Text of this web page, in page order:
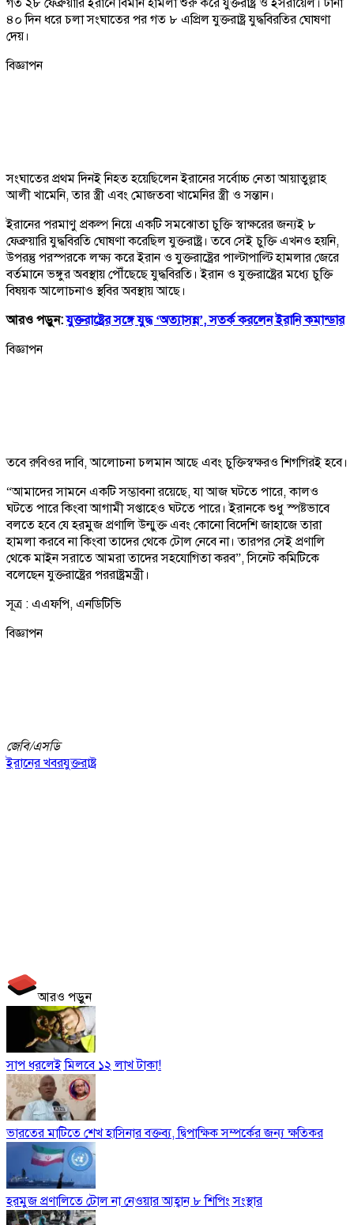
৪০ দিন ধরে চলা সংঘাতের পর গত ৮ এপ্রিল যুক্তরাষ্ট্র যুদ্ধবিরতির ঘোষণা
দেয়।
বিজ্ঞাপন
সংঘাতের প্রথম দিনই নিহত হয়েছিলেন ইরানের সর্বোচ্চ নেতা আয়াতুল্লাহ
আলী খামেনি, তার স্ত্রী এবং মোজতবা খামেনির স্ত্রী ও সন্তান।
ইরানের পরমাণু প্রকল্প নিয়ে একটি সমঝোতা চুক্তি স্বাক্ষরের জন্যই ৮
ফেব্রুয়ারি যুদ্ধবিরতি ঘোষণা করেছিল যুক্তরাষ্ট্র। তবে সেই চুক্তি এখনও হয়নি,
উপরন্তু পরস্পরকে লক্ষ্য করে ইরান ও যুক্তরাষ্ট্রের পাল্টাপাল্টি হামলার জেরে
বর্তমানে ভঙ্গুর অবস্থায় পৌঁছেছে যুদ্ধবিরতি। ইরান ও যুক্তরাষ্ট্রের মধ্যে চুক্তি
বিষয়ক আলোচনাও স্থবির অবস্থায় আছে।
আরও পড়ুন:যুক্তরাষ্ট্রের সঙ্গে যুদ্ধ ‘অত্যাসন্ন’, সতর্ক করলেন ইরানি কমান্ডার
বিজ্ঞাপন
তবে রুবিওর দাবি, আলোচনা চলমান আছে এবং চুক্তিস্বক্ষরও শিগগিরই হবে।
“আমাদের সামনে একটি সম্ভাবনা রয়েছে, যা আজ ঘটতে পারে, কালও
ঘটতে পারে কিংবা আগামী সপ্তাহেও ঘটতে পারে। ইরানকে শুধু স্পষ্টভাবে
বলতে হবে যে হরমুজ প্রণালি উন্মুক্ত এবং কোনো বিদেশি জাহাজে তারা
হামলা করবে না কিংবা তাদের থেকে টোল নেবে না। তারপর সেই প্রণালি
থেকে মাইন সরাতে আমরা তাদের সহযোগিতা করব”, সিনেট কমিটিকে
বলেছেন যুক্তরাষ্ট্রের পররাষ্ট্রমন্ত্রী।
সূত্র : এএফপি, এনডিটিভি
বিজ্ঞাপন
জেবি/এসডি
ইরানের খবরযুক্তরাষ্ট্র
আরও পড়ুন
সাপ ধরলেই মিলবে ১২ লাখ টাকা!
ভারতের মাটিতে শেখ হাসিনার বক্তব্য, দ্বিপাক্ষিক সম্পর্কের জন্য ক্ষতিকর
হরমুজ প্রণালিতে টোল না নেওয়ার আহ্বান ৮ শিপিং সংস্থার